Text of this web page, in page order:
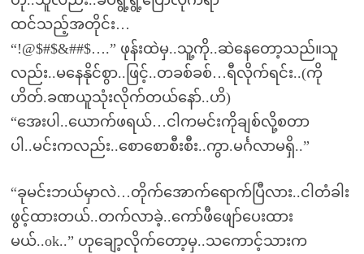
ထင်သည့်အတိုင်း…
“!@$#$&##$….” ဖုန်းထဲမှ..သူ့ကို..ဆဲနေတော့သည်။သူ
လည်း..မနေနိုင်စွာ..ဖြင့်..တခစ်ခစ်…ရီလိုက်ရင်း..(ကို
ဟိတ်.ခဏယူသုံးလိုက်တယ်နော်..ဟိ)
“အေးပါ..ယောက်ဖရယ်…ငါကမင်းကိုချစ်လို့စတာ
ပါ..မင်းကလည်း..စောစောစီးစီး..ကွာ.မင်္ဂလာမရှိ..”
“ခုမင်းဘယ်မှာလဲ…တိုက်အောက်ရောက်ပြီလား..ငါတံခါး
ဖွင့်ထားတယ်..တက်လာခဲ့..ကော်ဖီဖျော်ပေးထား
မယ်..ok..” ဟုချော့လိုက်တော့မှ..သကောင့်သားက